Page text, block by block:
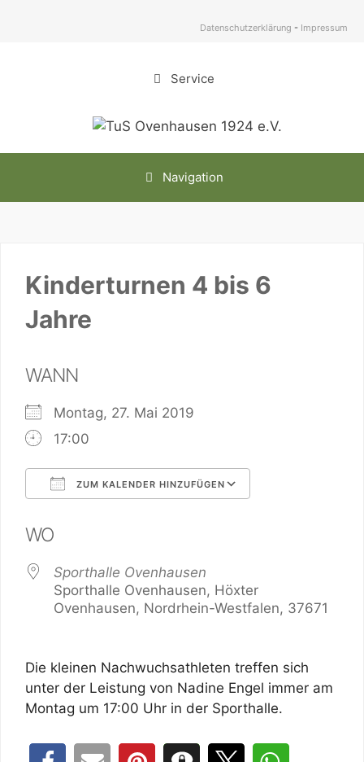
Datenschutzerklärung - Impressum
Service
Navigation
Kinderturnen 4 bis 6
Jahre
WANN
Montag, 27. Mai 2019
17:00
ZUM KALENDER HINZUFÜGEN
WO
Sporthalle Ovenhausen
Sporthalle Ovenhausen, Höxter
Ovenhausen, Nordrhein-Westfalen, 37671
Die kleinen Nachwuchsathleten treffen sich
unter der Leistung von Nadine Engel immer am
Montag um 17:00 Uhr in der Sporthalle.